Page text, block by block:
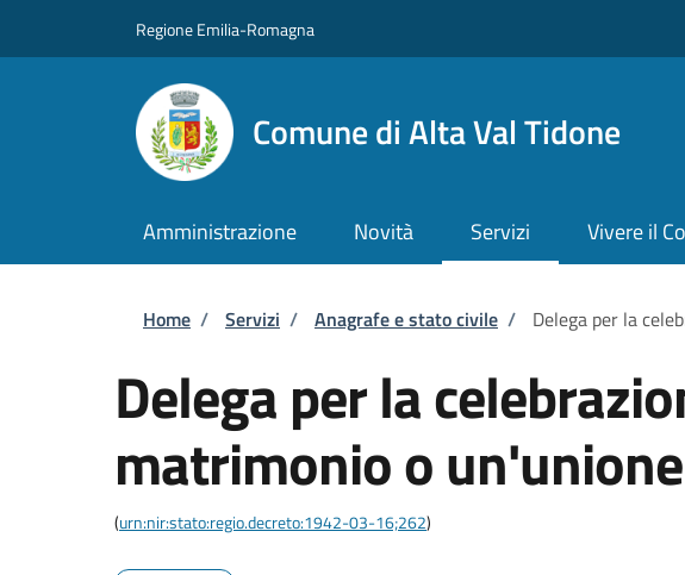
Regione Emilia-Romagna
Comune di Alta Val Tidone
Amministrazione Novità Servizi Vivere il
Briciole di pane
Home / Servizi / Anagrafe e stato civile / Delega per la
Delega per la
matrimonio o
(urn:nir:stato:regio.decreto:1942-03-16;262)